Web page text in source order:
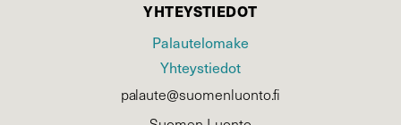
YHTEYSTIEDOT
Palautelomake
Yhteystiedot
palaute@suomenluonto.fi